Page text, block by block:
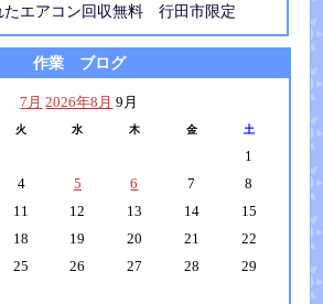
エアコン回収無料 行田市限定
作業 ブログ
7月 2026年8月 9月
火 水 木 金 土
1
4 5 6 7
8
11 12 13 14
15
18 19 20 21
22
25 26 27 28
29